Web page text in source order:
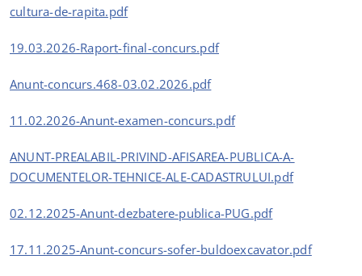
cultura-de-rapita.pdf
19.03.2026-Raport-final-concurs.pdf
Anunt-concurs.468-03.02.2026.pdf
11.02.2026-Anunt-examen-concurs.pdf
ANUNT-PREALABIL-PRIVIND-AFISAREA-PUBLICA-A-
DOCUMENTELOR-TEHNICE-ALE-CADASTRULUI.pdf
02.12.2025-Anunt-dezbatere-publica-PUG.pdf
17.11.2025-Anunt-concurs-sofer-buldoexcavator.pdf